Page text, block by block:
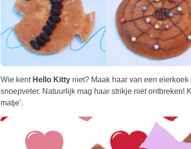
Wie kent Hello Kitty niet? Maak haar van een
snoepveter. Natuurlijk mag haar strikje niet ontbreken!
matje’.